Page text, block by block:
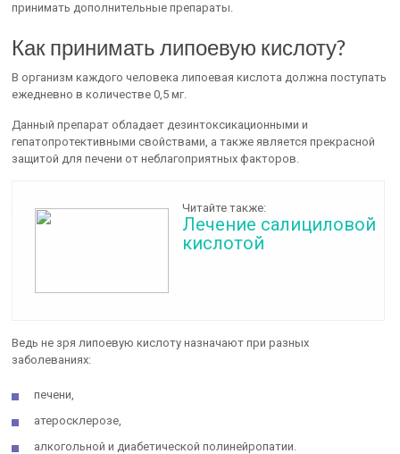
принимать дополнительные препараты.
Как принимать липоевую кислоту?
В организм каждого человека липоевая кислота должна поступать
ежедневно в количестве 0,5 мг.
Данный препарат обладает дезинтоксикационными и
гепатопротективными свойствами, а также является прекрасной
защитой для печени от неблагоприятных факторов.
Читайте также:
Лечение салициловой
кислотой
Ведь не зря липоевую кислоту назначают при разных
заболеваниях:
печени,
атеросклерозе,
алкогольной и диабетической полинейропатии.